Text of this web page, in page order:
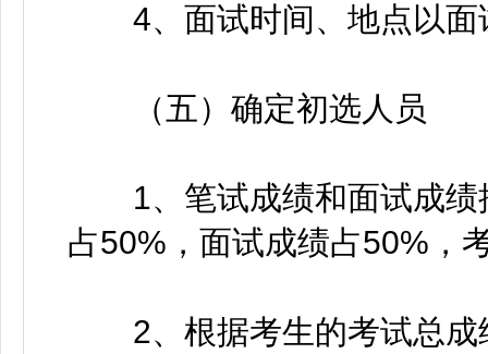
4、面试时间、地点以面
（五）确定初选人员
1、笔试成绩和面试成绩
占50%，面试成绩占50%，
2、根据考生的考试总成